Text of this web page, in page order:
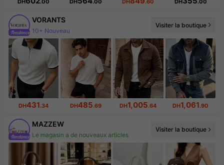
VORANTS
10+ Nouveau
Visiter la boutique
DH431.34 DH485.69 DH1,005.64 DH1,061.90
MAZZEW
Le magasin a de nouveaux articles
Visiter la boutique